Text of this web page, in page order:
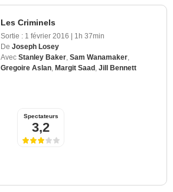
Les Criminels
Sortie : 1 février 2016 | 1h 37min
De Joseph Losey
Avec Stanley Baker Sam Wanamaker
Gregoire Aslan Margit Saad Jill Bennett
Spectateurs
3,2